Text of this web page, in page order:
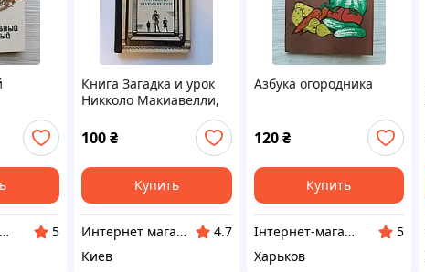
Інтернет-магазин "Гармонія"
5
Книга Загадка и урок
Никколо Макиавелли,
100₴
Купить
Интернет магазин сувениров Старик Хоттабыч
4.7
Киев
Азбука огородника
120 ₴
Купить
Інтернет-магазин "Гармонія"
5
Харьков